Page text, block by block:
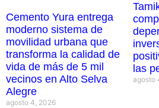
Cemento Yura entrega
moderno sistema de
movilidad urbana que
transforma la calidad de
vida de más de 5 mil
vecinos en Alto Selva
Alegre
agosto 4, 2026
las
agosto